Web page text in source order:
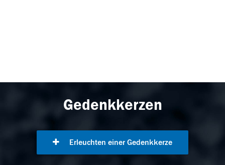
Gedenkkerzen
Erleuchten einer Gedenkkerze